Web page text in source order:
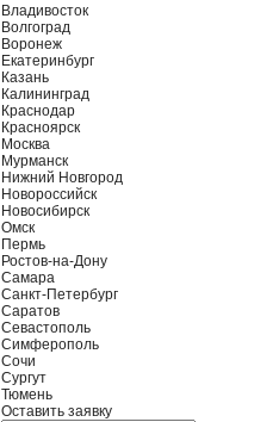
Владивосток
Волгоград
Воронеж
Екатеринбург
Казань
Калининград
Краснодар
Красноярск
Москва
Мурманск
Нижний Новгород
Новороссийск
Новосибирск
Омск
Пермь
Ростов-на-Дону
Самара
Санкт-Петербург
Саратов
Севастополь
Симферополь
Сочи
Сургут
Тюмень
Оставить заявку